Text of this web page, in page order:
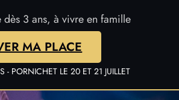
dès 3 ans, à vivre en famille
MA PLACE
- PORNICHET LE 20 ET 21 JUILLET